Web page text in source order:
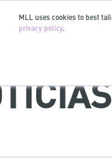
MLL uses cookies to best
privacy policy.